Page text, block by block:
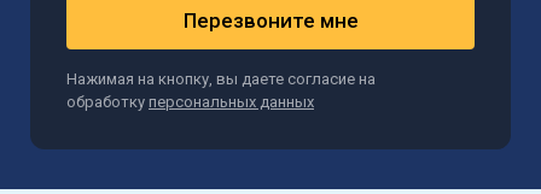
Перезвоните мне
Нажимая на кнопку, вы даете согласие на
обработку персональных данных